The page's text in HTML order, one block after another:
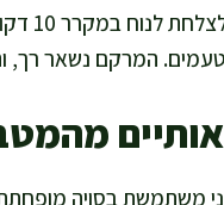
אני
המרקם נשאר רך,
משתמשת בסויה מופחתת